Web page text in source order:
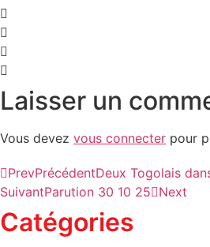
Laisser un
Vous devez vous connecter pour
PrevPrécédentDeux Togolais
SuivantParution 30 10 25 Next
Catégories